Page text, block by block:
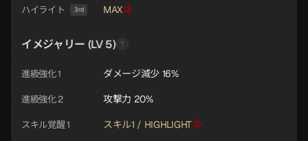
ハイライト 3rd MAX
イメジャリー (LV 5)
進級強化 1 ダメージ減少 16%
進級強化 2 攻撃力 20%
スキル覚醒 1 スキル1 / HIGHLIGHT